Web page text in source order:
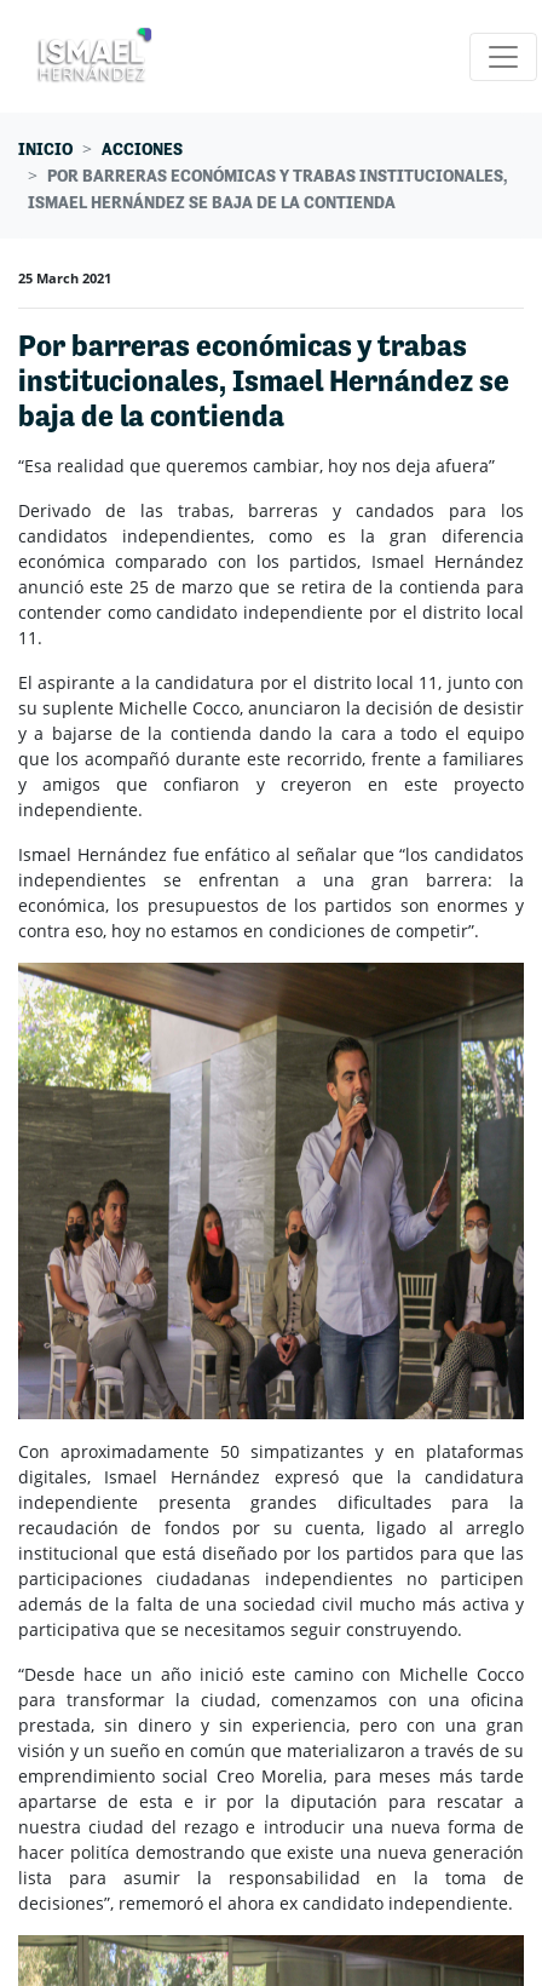
INICIO
ACCIONES
POR BARRERAS ECONÓMICAS Y TRABAS INSTITUCIONALES,
ISMAEL HERNÁNDEZ SE BAJA DE LA CONTIENDA
25 March 2021
Por barreras económicas y trabas
institucionales, Ismael Hernández se
baja de la contienda
“Esa realidad que queremos cambiar, hoy nos deja afuera”
Derivado de las trabas, barreras y candados para los
candidatos independientes, como es la gran diferencia
económica comparado con los partidos, Ismael Hernández
anunció este 25 de marzo que se retira de la contienda para
contender como candidato independiente por el distrito local
11.
El aspirante a la candidatura por el distrito local 11, junto con
su suplente Michelle Cocco, anunciaron la decisión de desistir
y a bajarse de la contienda dando la cara a todo el equipo
que los acompañó durante este recorrido, frente a familiares
y amigos que confiaron y creyeron en este proyecto
independiente.
Ismael Hernández fue enfático al señalar que “los candidatos
independientes se enfrentan a una gran barrera: la
económica, los presupuestos de los partidos son enormes y
contra eso, hoy no estamos en condiciones de competir”.
Con aproximadamente 50 simpatizantes y en plataformas
digitales, Ismael Hernández expresó que la candidatura
independiente presenta grandes dificultades para la
recaudación de fondos por su cuenta, ligado al arreglo
institucional que está diseñado por los partidos para que las
participaciones ciudadanas independientes no participen
además de la falta de una sociedad civil mucho más activa y
participativa que se necesitamos seguir construyendo.
“Desde hace un año inició este camino con Michelle Cocco
para transformar la ciudad, comenzamos con una oficina
prestada, sin dinero y sin experiencia, pero con una gran
visión y un sueño en común que materializaron a través de su
emprendimiento social Creo Morelia, para meses más tarde
apartarse de esta e ir por la diputación para rescatar a
nuestra ciudad del rezago e introducir una nueva forma de
hacer politíca demostrando que existe una nueva generación
lista para asumir la responsabilidad en la toma de
decisiones”, rememoró el ahora ex candidato independiente.